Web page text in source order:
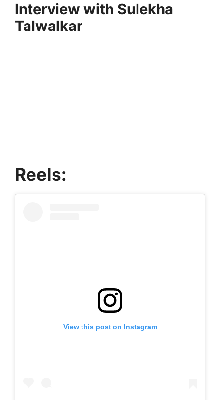
Interview with Sulekha
Talwalkar
Reels:
View this post on Instagram